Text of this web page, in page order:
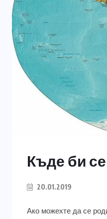
Къде би
20.01.2019
Ако можехте да се